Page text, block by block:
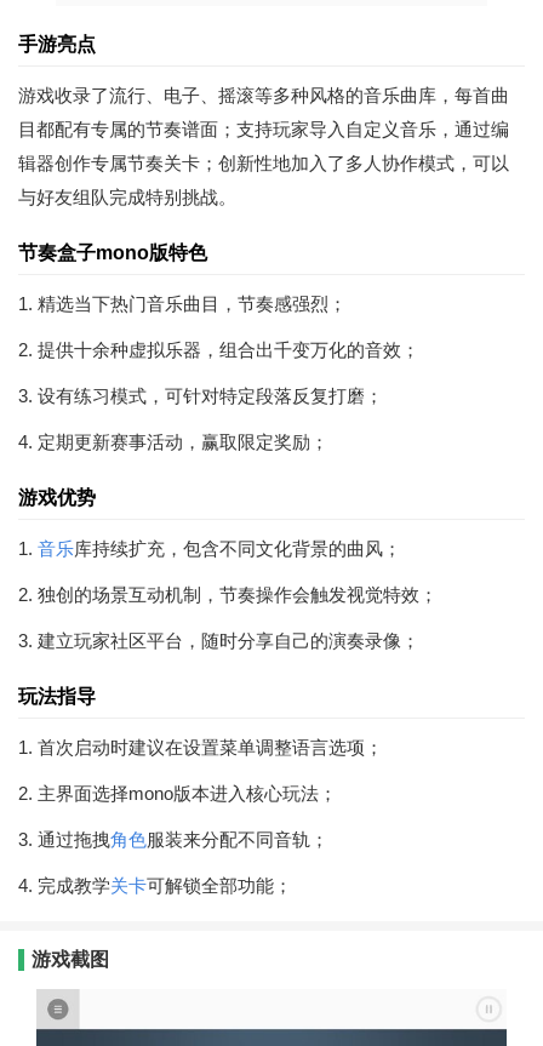
手游亮点
游戏收录了流行、电子、摇滚等多种风格的音乐曲库，每首曲
目都配有专属的节奏谱面；支持玩家导入自定义音乐，通过编
辑器创作专属节奏关卡；创新性地加入了多人协作模式，可以
与好友组队完成特别挑战。
节奏盒子mono版特色
1. 精选当下热门音乐曲目，节奏感强烈；
2. 提供十余种虚拟乐器，组合出千变万化的音效；
3. 设有练习模式，可针对特定段落反复打磨；
4. 定期更新赛事活动，赢取限定奖励；
游戏优势
1. 音乐库持续扩充，包含不同文化背景的曲风；
2. 独创的场景互动机制，节奏操作会触发视觉特效；
3. 建立玩家社区平台，随时分享自己的演奏录像；
玩法指导
1. 首次启动时建议在设置菜单调整语言选项；
2. 主界面选择mono版本进入核心玩法；
3. 通过拖拽角色服装来分配不同音轨；
4. 完成教学关卡可解锁全部功能；
游戏截图